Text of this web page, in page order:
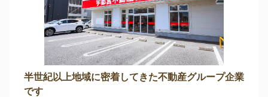
半世紀以上地域に密着してきた不動産グループ企業
です